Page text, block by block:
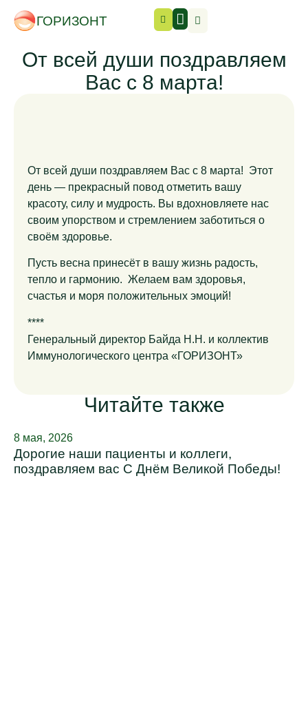
ГОРИЗОНТ
От всей души поздравляем
Вас с 8 марта!
От всей души поздравляем Вас с 8 марта! Этот
день — прекрасный повод отметить вашу
красоту, силу и мудрость. Вы вдохновляете нас
своим упорством и стремлением заботиться о
своём здоровье.
Пусть весна принесёт в вашу жизнь радость,
тепло и гармонию. Желаем вам здоровья,
счастья и моря положительных эмоций!
****
Генеральный директор Байда Н.Н. и коллектив
Иммунологического центра «ГОРИЗОНТ»
Читайте также
8 мая, 2026
Дорогие наши пациенты и коллеги,
поздравляем вас С Днём Великой Победы!